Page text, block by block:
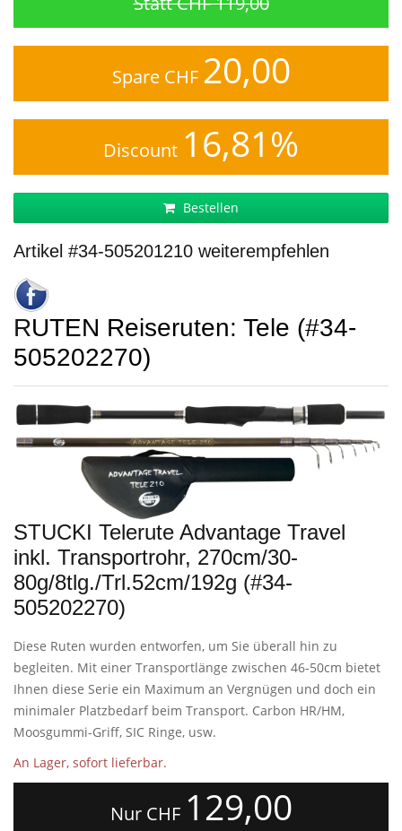
Spare CHF 20,00
Discount 16,81%
Bestellen
Artikel #34-505201210 weiterempfehlen
RUTEN Reiseruten: Tele (#34-
505202270)
STUCKI Telerute Advantage Travel
inkl. Transportrohr, 270cm/30-
80g/8tlg./Trl.52cm/192g (#34-
505202270)
Diese Ruten wurden entworfen, um Sie überall hin zu
begleiten. Mit einer Transportlänge zwischen 46-50cm bietet
Ihnen diese Serie ein Maximum an Vergnügen und doch ein
minimaler Platzbedarf beim Transport. Carbon HR/HM,
Moosgummi-Griff, SIC Ringe, usw.
An Lager, sofort lieferbar.
Nur CHF 129,00